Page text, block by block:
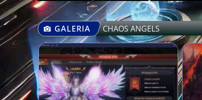
GALERIA CHAOS ANGELS